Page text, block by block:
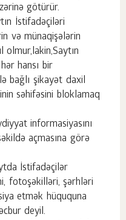
götürür.
İstifadəçiləri
və münaqişələrin
olmur,lakin,Saytın
hansı bir
bağlı şikayət daxil
səhifəsini bloklamaq
informasiyasını
açmasına görə
İstifadəçilər
fotoşəkilləri, şərhləri
etmək hüququna
deyil.